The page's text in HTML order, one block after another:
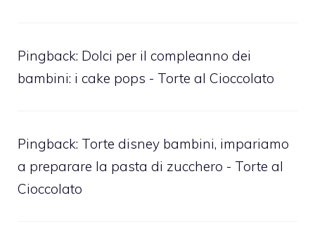
Pingback: Dolci per il compleanno dei
bambini: i cake pops - Torte al Cioccolato
Pingback: Torte disney bambini, impariamo
a preparare la pasta di zucchero - Torte al
Cioccolato